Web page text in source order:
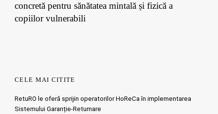
concretă pentru sănătatea mintală și fizică a
copiilor vulnerabili
CELE MAI CITITE
RetuRO le oferă sprijin operatorilor HoReCa în implementarea
Sistemului Garanție-Returnare